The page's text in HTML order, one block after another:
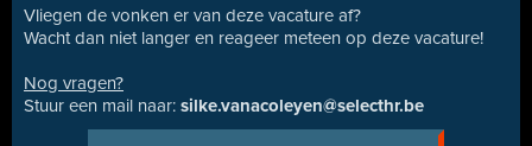
Vliegen de vonken er van deze vacature af?
Wacht dan niet langer en reageer meteen op deze vacature!
Nog vragen?
Stuur een mail naar: silke.vanacoleyen@selecthr.be